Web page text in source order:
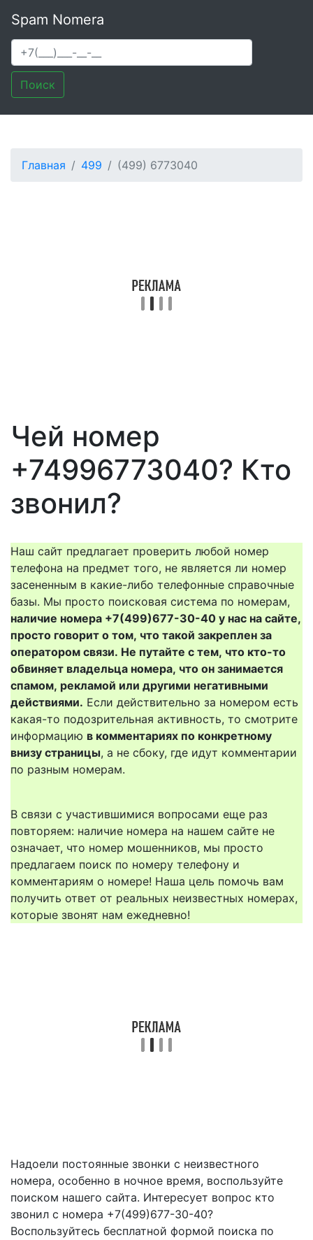
Spam Nomera
Поиск
Главная 499 (499) 6773040
Чей номер
+74996773040? Кто
звонил?
Наш сайт предлагает проверить любой номер
телефона на предмет того, не является ли номер
засененным в какие-либо телефонные справочные
базы. Мы просто поисковая система по номерам,
наличие номера +7(499)677-30-40 у нас на сайте,
просто говорит о том, что такой закреплен за
оператором связи. Не путайте с тем, что кто-то
обвиняет владельца номера, что он занимается
спамом, рекламой или другими негативными
действиями. Если действительно за номером есть
какая-то подозрительная активность, то смотрите
информацию в комментариях по конкретному
внизу страницы, а не сбоку, где идут комментарии
по разным номерам.
В связи с участившимися вопросами еще раз
повторяем: наличие номера на нашем сайте не
означает, что номер мошенников, мы просто
предлагаем поиск по номеру телефону и
комментариям о номере! Наша цель помочь вам
получить ответ от реальных неизвестных номерах,
которые звонят нам ежедневно!
Надоели постоянные звонки с неизвестного
номера, особенно в ночное время, воспользуйте
поиском нашего сайта. Интересует вопрос кто
звонил с номера +7(499)677-30-40?
Воспользуйтесь бесплатной формой поиска по